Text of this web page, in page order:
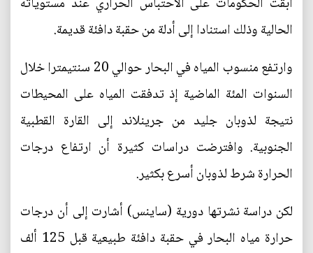
الحالية وذلك استنادا إلى أدلة من حقبة دافئة قديمة.
وارتفع منسوب المياه في البحار حوالي 20 سنتيمترا خلال
السنوات المئة الماضية إذ تدفقت المياه على المحيطات
نتيجة لذوبان جليد من جرينلاند إلى القارة القطبية
الجنوبية. وافترضت دراسات كثيرة أن ارتفاع درجات
الحرارة شرط لذوبان أسرع بكثير.
لكن دراسة نشرتها دورية (ساينس) أشارت إلى أن درجات
حرارة مياه البحار في حقبة دافئة طبيعية قبل 125 ألف